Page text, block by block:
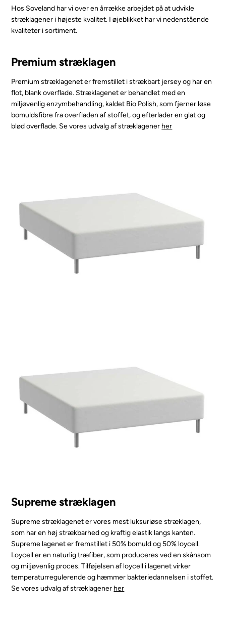
Hos Soveland har vi over en årrække arbejdet på at udvikle
stræklagener i højeste kvalitet. I øjeblikket har vi nedenstående
kvaliteter i sortiment.
Premium stræklagen
Premium stræklagenet er fremstillet i strækbart jersey og har en
flot, blank overflade. Stræklagenet er behandlet med en
miljøvenlig enzymbehandling, kaldet Bio Polish, som fjerner løse
bomuldsfibre fra overfladen af stoffet, og efterlader en glat og
blød overflade. Se vores udvalg af stræklagener her
Supreme stræklagen
Supreme stræklagenet er vores mest luksuriøse stræklagen,
som har en høj strækbarhed og kraftig elastik langs kanten.
Supreme lagenet er fremstillet i 50% bomuld og 50% loycell.
Loycell er en naturlig træfiber, som produceres ved en skånsom
og miljøvenlig proces. Tilføjelsen af loycell i lagenet virker
temperaturregulerende og hæmmer bakteriedannelsen i stoffet.
Se vores udvalg af stræklagener her